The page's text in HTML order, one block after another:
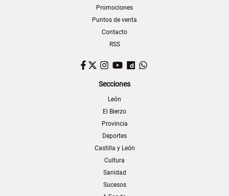
Promociones
Puntos de venta
Contacto
RSS
Facebook
TwitterInstagram
YouTubeDailymotion
Secciones
León
El Bierzo
Provincia
Deportes
Castilla y León
Cultura
Sanidad
Sucesos